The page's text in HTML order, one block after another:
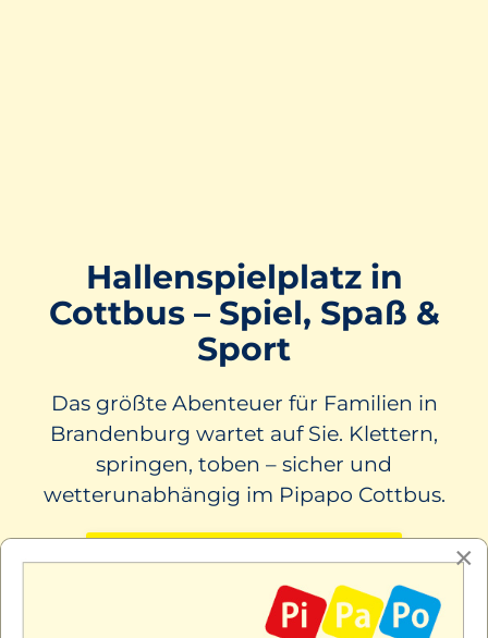
Hallenspiel­platz in
Cottbus – Spiel, Spaß &
Sport
Das größte Abenteuer für Familien in
Brandenburg wartet auf Sie. Klettern,
springen, toben – sicher und
wetterunabhängig im Pipapo Cottbus.
Kindergeburtstag planen ×